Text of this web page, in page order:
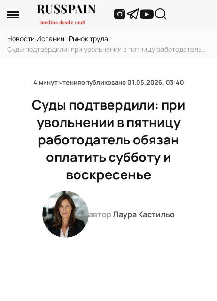
Новости Испании Рынок труда
Суды подтвердили: при увольнении в пятницу работодатель
4 минут чтенияопубликовано 01.05.2026, 03:40
Суды подтвердили: при
увольнении в пятницу
работодатель обязан
оплатить субботу и
воскресенье
авторЛаура Кастильо